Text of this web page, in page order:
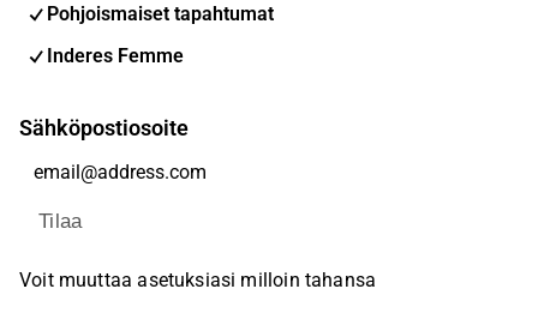
Pohjoismaiset tapahtumat
Inderes Femme
Sähköpostiosoite
Tilaa
Voit muuttaa asetuksiasi milloin tahansa